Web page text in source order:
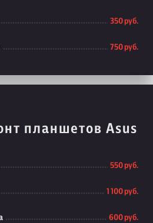
350 руб.
750 руб.
планшетов Asus
550 руб.
1 100 руб.
600 руб.